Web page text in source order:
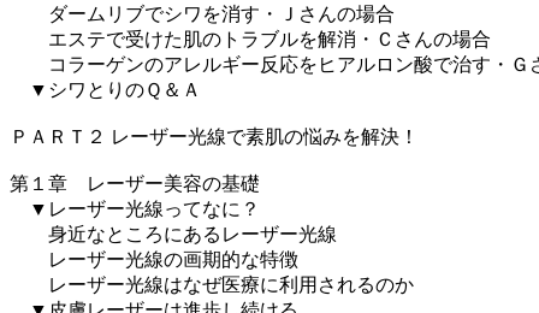
ダームリブでシワを消す・Ｊさんの場合
エステで受けた肌のトラブルを解消・Ｃさんの場合
コラーゲンのアレルギー反応をヒアルロン酸で治す・Ｇ
▼シワとりのＱ＆Ａ
ＰＡＲＴ２ レーザー光線で素肌の悩みを解決！
第１章 レーザー美容の基礎
▼レーザー光線ってなに？
身近なところにあるレーザー光線
レーザー光線の画期的な特徴
レーザー光線はなぜ医療に利用されるのか